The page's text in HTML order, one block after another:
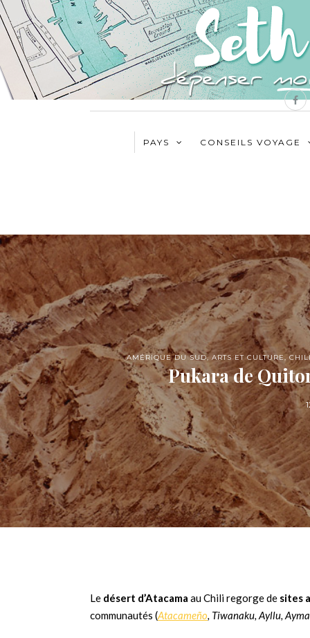
PAYS CONSEILS VOYAGE
AMÉRIQUE DU SUD, ARTS ET CULTURE,
Pukara de
Le désert d’Atacama au Chili regorge de sites
communautés (Atacameño, Tiwanaku, Ayllu,